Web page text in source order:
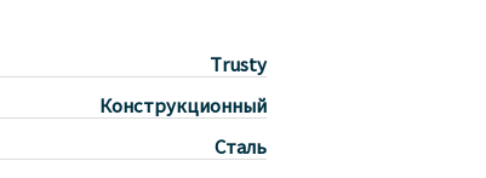
Trusty
Конструкционный
Сталь